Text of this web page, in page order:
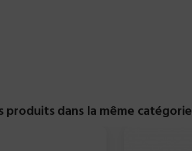
produits dans la même